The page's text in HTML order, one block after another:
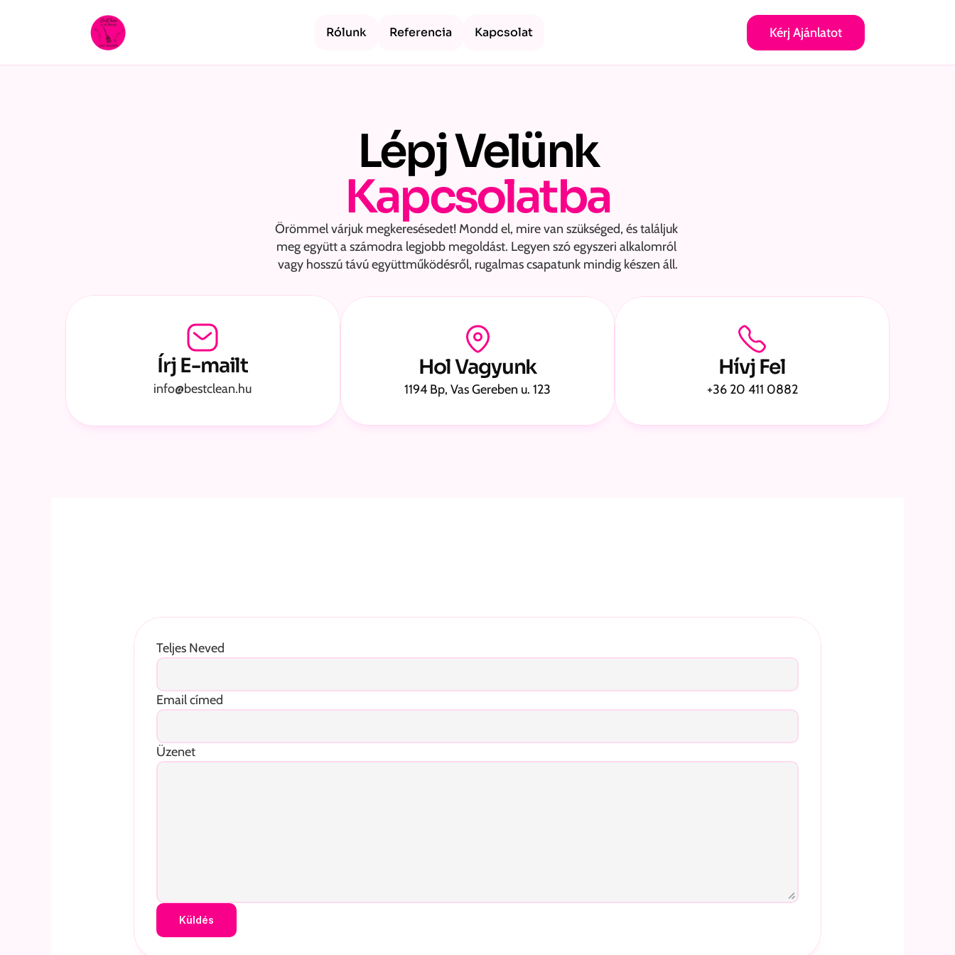
Rólunk Referencia Kapcsolat Kérj Ajánlatot
Lépj Velünk
Kapcsolatba
Örömmel várjuk megkeresésedet! Mondd el, mire van szükséged, és találjuk
meg együtt a számodra legjobb megoldást. Legyen szó egyszeri alkalomról
vagy hosszú távú együttműködésről, rugalmas csapatunk mindig készen áll.
Írj E-mailt
info@bestclean.hu
Hol Vagyunk
1194 Bp, Vas Gereben u. 123
Hívj Fel
+36 20 411 0882
Készen Állunk A Közös Munkára!
Teljes Neved
Email címed
Üzenet
Küldés